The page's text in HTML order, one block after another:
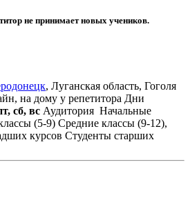
не принимает новых учеников.
, Луганская область, Гоголя
на дому у репетитора Дни
сб, вс Аудитория Начальные
(5-9) Средние классы (9-12),
курсов Студенты старших